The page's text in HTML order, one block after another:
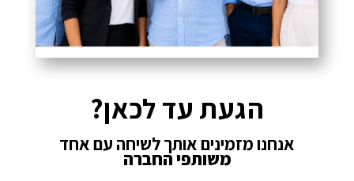
הגעת עד לכאן?
אנחנו מזמינים אותך לשיחה עם אחד
משותפי החברה